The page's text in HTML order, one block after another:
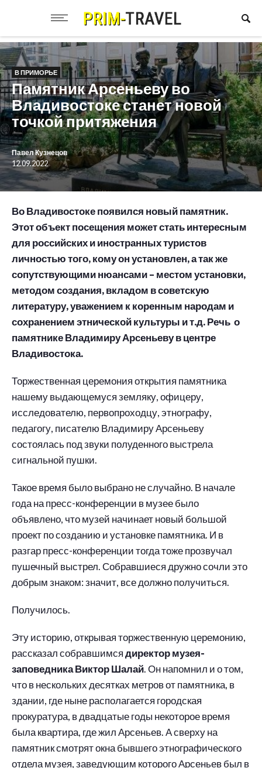
В ПРИМОРЬЕ
Памятник Арсеньеву во
Владивостоке станет новой
точкой притяжения
Павел Кузнецов
12.09.2022
Во Владивостоке появился новый памятник.
Этот объект посещения может стать интересным
для российских и иностранных туристов
личностью того, кому он установлен, а так же
сопутствующими нюансами – местом установки,
методом создания, вкладом в советскую
литературу, уважением к коренным народам и
сохранением этнической культуры и т.д. Речь о
памятнике Владимиру Арсеньеву в центре
Владивостока.
Торжественная церемония открытия памятника
нашему выдающемуся земляку, офицеру,
исследователю, первопроходцу, этнографу,
педагогу, писателю Владимиру Арсеньеву
состоялась под звуки полуденного выстрела
сигнальной пушки.
Такое время было выбрано не случайно. В начале
года на пресс-конференции в музее было
объявлено, что музей начинает новый большой
проект по созданию и установке памятника. И в
разгар пресс-конференции тогда тоже прозвучал
пушечный выстрел. Собравшиеся дружно сочли это
добрым знаком: значит, все должно получиться.
Получилось.
Эту историю, открывая торжественную церемонию,
рассказал собравшимсядиректор музея-
заповедника Виктор Шалай. Он напомнил и о том,
что в нескольких десятках метров от памятника, в
здании, где ныне располагается городская
прокуратура, в двадцатые годы некоторое время
была квартира, где жил Арсеньев. А сверху на
памятник смотрят окна бывшего этнографического
отдела музея, заведующим которого Арсеньев был в